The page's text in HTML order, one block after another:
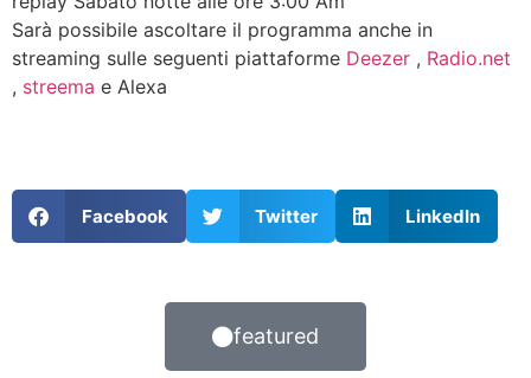
Sarà possibile ascoltare il programma anche in
streaming sulle seguenti piattaforme Deezer , Radio.net
, streema e Alexa
Facebook Twitter LinkedIn
featured